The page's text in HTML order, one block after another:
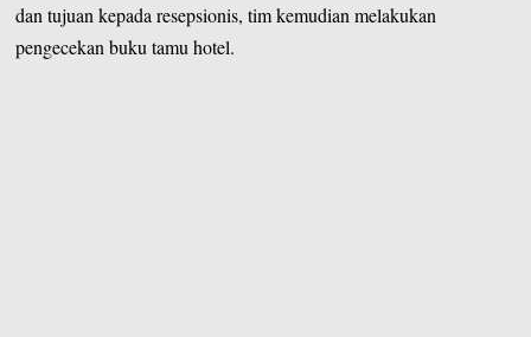
dan tujuan kepada resepsionis, tim kemudian melakukan
pengecekan buku tamu hotel.